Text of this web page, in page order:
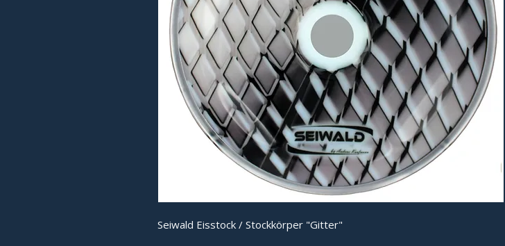
Seiwald Eisstock / Stockkörper "Gitter"